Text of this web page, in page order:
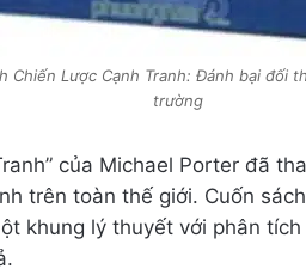
Chiến Lược Cạnh Tranh: Đánh bại đối
trường
của Michael Porter đã
trên toàn thế giới. Cuốn
khung lý thuyết với phân